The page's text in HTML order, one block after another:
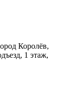
Королёв,
1 этаж,